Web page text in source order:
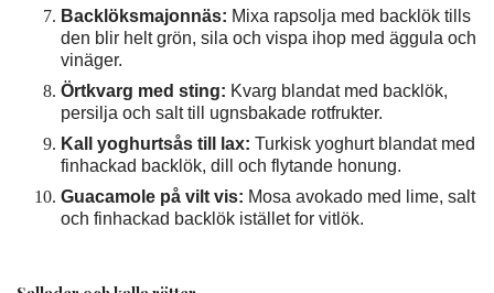
Backlöksmajonnäs: Mixa rapsolja med backlök tills
den blir helt grön, sila och vispa ihop med äggula och
vinäger.
Örtkvarg med sting: Kvarg blandat med backlök,
persilja och salt till ugnsbakade rotfrukter.
Kall yoghurtsås till lax: Turkisk yoghurt blandat med
finhackad backlök, dill och flytande honung.
Guacamole på vilt vis: Mosa avokado med lime, salt
och finhackad backlök istället for vitlök.